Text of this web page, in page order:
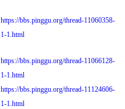
https://bbs.pinggu.org/thread-11060358-
1-1.html
https://bbs.pinggu.org/thread-11066128-
1-1.html
https://bbs.pinggu.org/thread-11124606-
1-1.html